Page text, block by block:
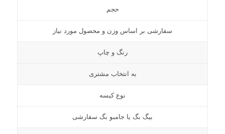
حجم
سفارشی بر اساس وزن و محصول مورد نیاز
رنگ و چاپ
به انتخاب مشتری
نوع کیسه
بیگ بگ یا جامبو بگ سفارشی